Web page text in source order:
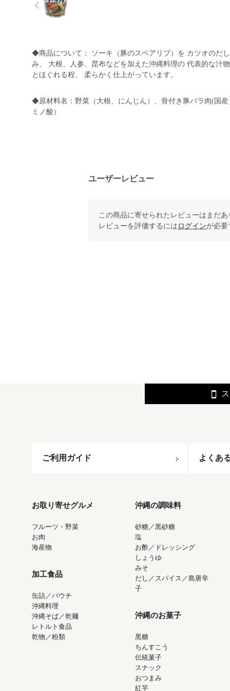
◆商品について： ソーキ（豚のスペアリブ）を カツオのだ
み、 大根、人参、昆布などを加えた沖縄料理の 代表的な汁
とほぐれる程、 柔らかく仕上がっています。
◆原材料名：野菜（大根、にんじん）、骨付き豚バラ肉(国
ミノ酸）
ユーザーレビュー
この商品に寄せられたレビューはまだあ
レビューを評価するには ログインが必要
ご利用ガイド よくあ
お取り寄せグルメ
フルーツ・野菜
お肉
海産物
加工食品
缶詰／パウチ
沖縄料理
沖縄そば／乾麺
レトルト食品
乾物／粉類
沖縄の調味料
砂糖／黒砂糖
塩
お酢／ドレッシング
しょうゆ
みそ
だし／スパイス／島唐辛
子
沖縄のお菓子
黒糖
ちんすこう
伝統菓子
スナック
おつまみ
紅芋